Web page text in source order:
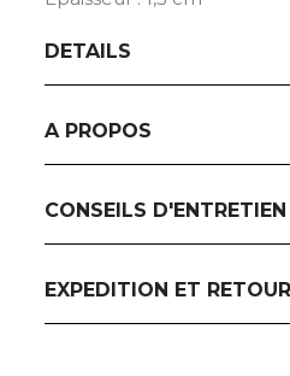
DETAILS
A PROPOS
CONSEILS D'ENTRETIEN
EXPEDITION ET RETOUR